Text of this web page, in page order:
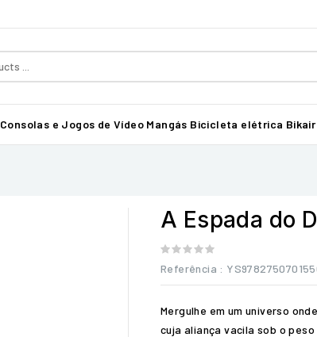
Consolas e Jogos de Vídeo Mangás Bicicleta elétrica Bikair
A Espada do
Referência :
Mergulhe em um universo
cuja aliança vacila sob o